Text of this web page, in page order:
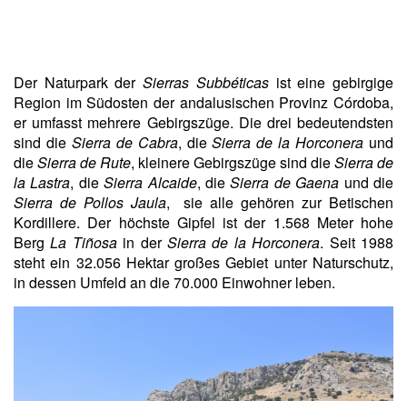
Der Naturpark derSierras Subbéticasist eine gebirgige
Region im Südosten der andalusischen Provinz Córdoba,
er umfasst mehrere Gebirgszüge. Die drei bedeutendsten
sind die Sierra de Cabra, dieSierra de la Horconera und
dieSierra de Rute, kleinere Gebirgszüge sind dieSierra de
la Lastra, dieSierra Alcaide, dieSierra de Gaena und die
Sierra de Pollos Jaula, sie alle gehören zur Betischen
Kordillere. Der höchste Gipfel ist der 1.568 Meter hohe
BergLa Tiñosain derSierra de la Horconera. Seit 1988
steht ein 32.056 Hektar großes Gebiet unter Naturschutz,
in dessen Umfeld an die 70.000 Einwohner leben.